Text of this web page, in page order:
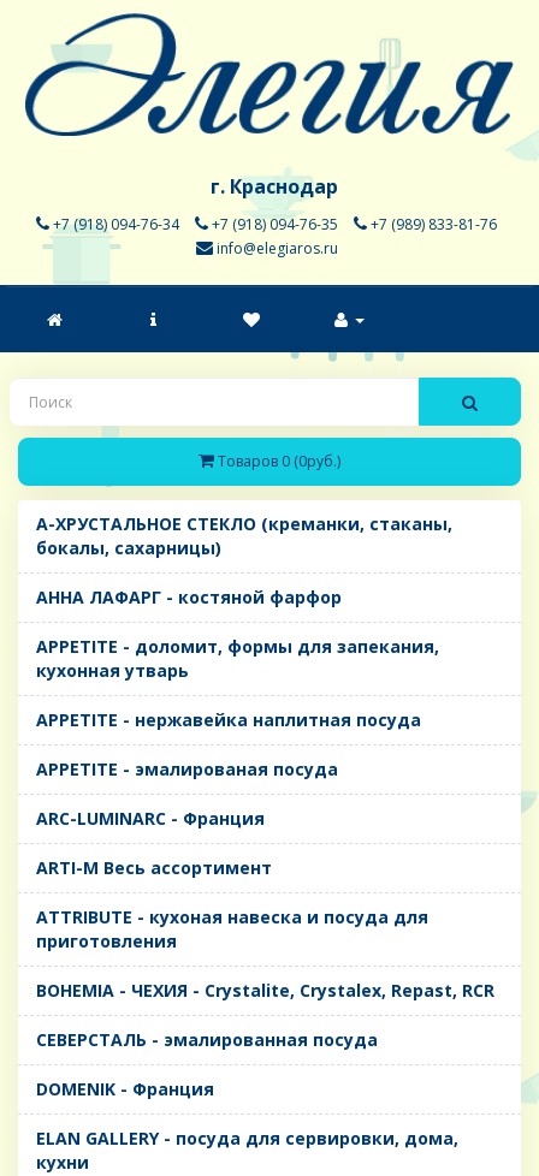
г. Краснодар
+7 (918) 094-76-34 +7 (918) 094-76-35
+7 (989) 833-81-76
info@elegiaros.ru
Товаров 0 (0руб.)
A-ХРУСТАЛЬНОЕ СТЕКЛО (креманки, стаканы,
бокалы, сахарницы)
AHHA ЛАФАРГ - костяной фарфор
APPETITE - доломит, формы для запекания,
кухонная утварь
APPETITE - нержавейка наплитная посуда
APPETITE - эмалированая посуда
ARC-LUMINARC - Франция
ARTI-M Весь ассортимент
ATTRIBUTE - кухоная навеска и посуда для
приготовления
BOHEMIA - ЧЕХИЯ - Crystalite, Crystalex, Repast, RCR
CЕВЕРСТАЛЬ - эмалированная посуда
DOMENIK - Франция
ELAN GALLERY - посуда для сервировки, дома,
кухни